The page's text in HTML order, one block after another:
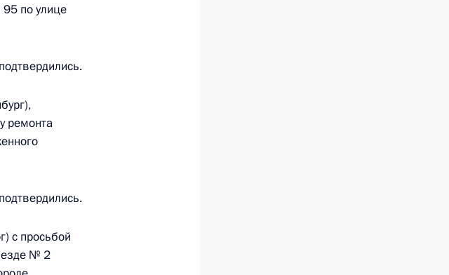
приём
области
по улице
ремонта
с просьбой
№ 2